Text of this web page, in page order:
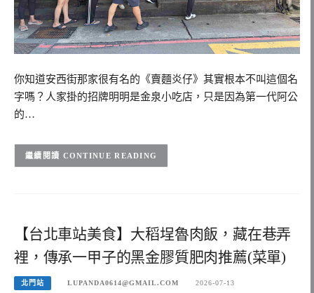
你知道安西街那家很有名的《賣麵炎仔》其實根本不叫這個名
字嗎？人家掛的招牌明明是金泉小吃店，只是因為第一代阿公
的…
CONTINUE READING
【台北車站美食】大稻埕魯肉飯，藏在巷弄
裡，傳承一甲子的黑金膠質肥肉推薦(菜單)
北門站 LUPANDA0614@GMAIL.COM 2026-07-13